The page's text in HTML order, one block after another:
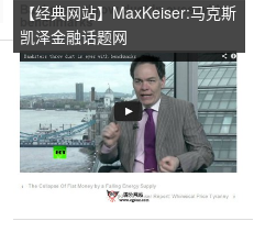
【经典网站】MaxKeiser:马克斯
凯泽金融话题网